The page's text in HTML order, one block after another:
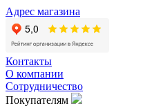
Адрес магазина
Контакты
О компании
Сотрудничество
Покупателям